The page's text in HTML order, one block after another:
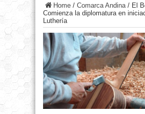
Home / Comarca Andina/ El
Comienza la diplomatura en
Luthería